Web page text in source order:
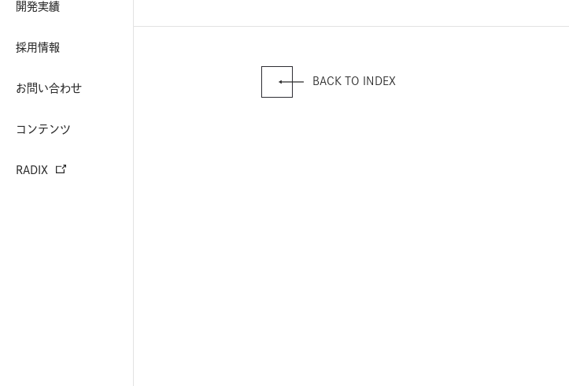
開発実績
採用情報
お問い合わせ
コンテンツ
RADIX
BACK TO INDEX